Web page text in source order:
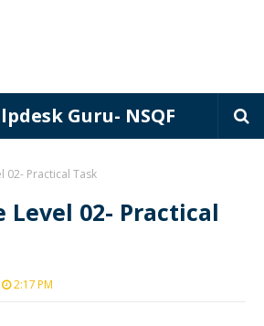
Guru- NSQF
02- Practical Task
02- Practical
2:17 PM